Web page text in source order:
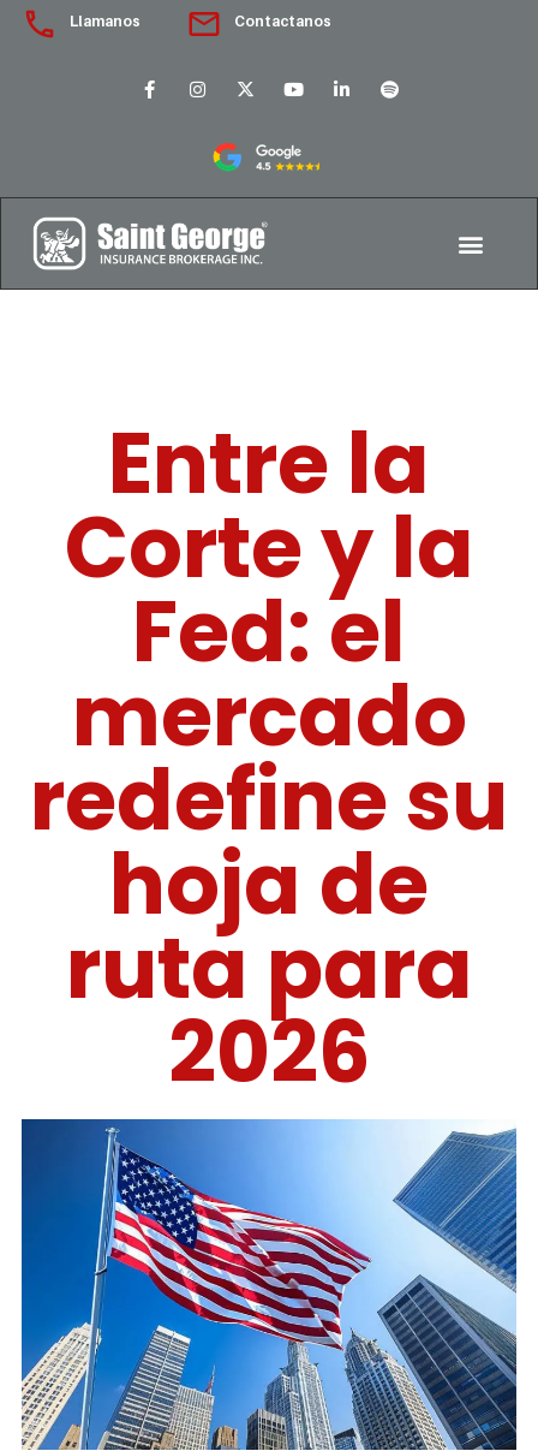
Llamanos Contactanos
Entre la
Corte y la
Fed: el
mercado
redefine su
hoja de
ruta para
2026